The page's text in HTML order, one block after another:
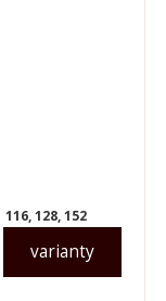
varianty
116, 128, 152